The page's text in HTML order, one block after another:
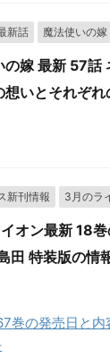
新話 魔法使いの嫁
の嫁 最新 57話
想いとそれぞれ
新刊情報 3月のラ
オン最新 18
田 特装版の情
巻の発売日と